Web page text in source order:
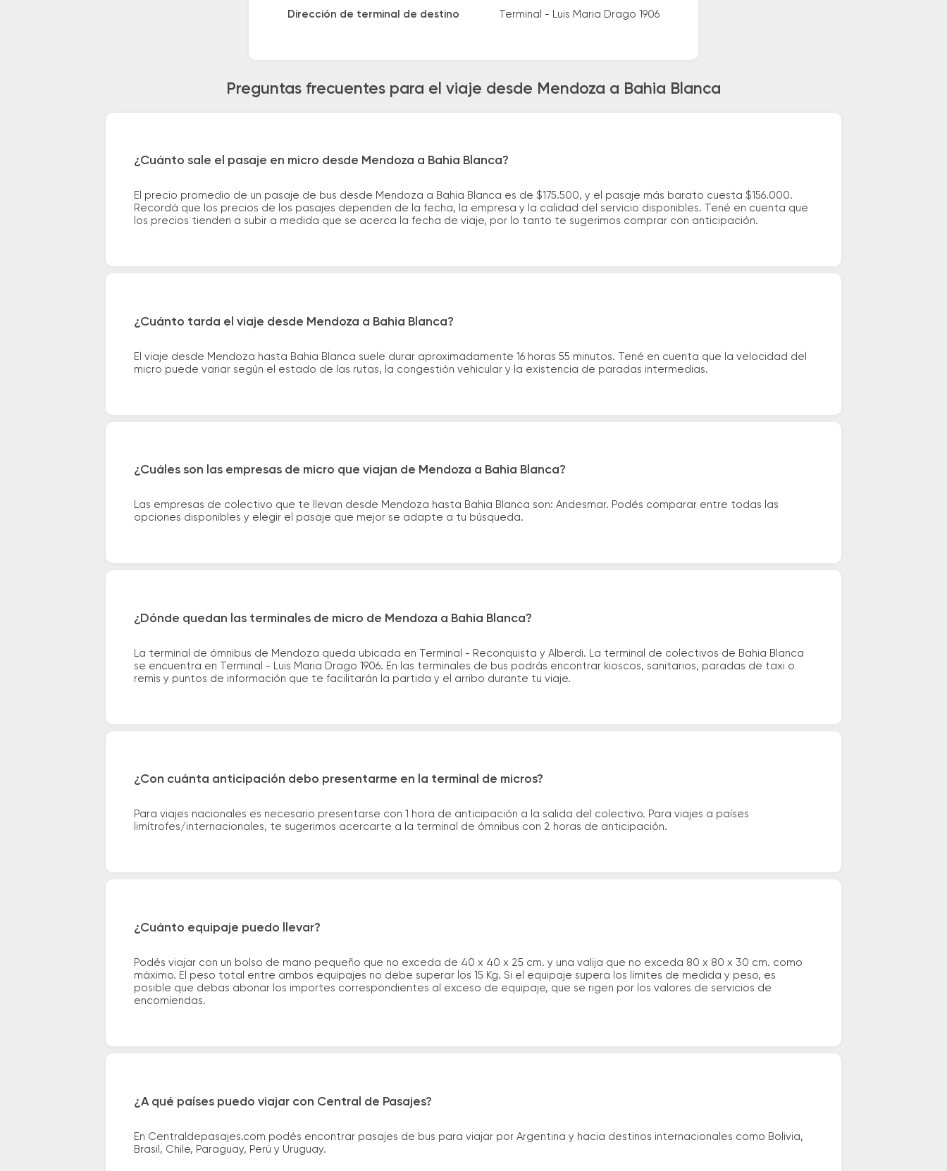
Dirección de terminal de destino Terminal - Luis Maria Drago 1906
Preguntas frecuentes para el viaje desde Mendoza a Bahia Blanca
¿Cuánto sale el pasaje en micro desde Mendoza a Bahia Blanca?
El precio promedio de un pasaje de bus desde Mendoza a Bahia Blanca es de $175.500, y el pasaje más barato cuesta $156.000.
Recordá que los precios de los pasajes dependen de la fecha, la empresa y la calidad del servicio disponibles. Tené en cuenta que
los precios tienden a subir a medida que se acerca la fecha de viaje, por lo tanto te sugerimos comprar con anticipación.
¿Cuánto tarda el viaje desde Mendoza a Bahia Blanca?
El viaje desde Mendoza hasta Bahia Blanca suele durar aproximadamente 16 horas 55 minutos. Tené en cuenta que la velocidad del
micro puede variar según el estado de las rutas, la congestión vehicular y la existencia de paradas intermedias.
¿Cuáles son las empresas de micro que viajan de Mendoza a Bahia Blanca?
Las empresas de colectivo que te llevan desde Mendoza hasta Bahia Blanca son: Andesmar. Podés comparar entre todas las
opciones disponibles y elegir el pasaje que mejor se adapte a tu búsqueda.
¿Dónde quedan las terminales de micro de Mendoza a Bahia Blanca?
La terminal de ómnibus de Mendoza queda ubicada en Terminal - Reconquista y Alberdi. La terminal de colectivos de Bahia Blanca
se encuentra en Terminal - Luis Maria Drago 1906. En las terminales de bus podrás encontrar kioscos, sanitarios, paradas de taxi o
remis y puntos de información que te facilitarán la partida y el arribo durante tu viaje.
¿Con cuánta anticipación debo presentarme en la terminal de micros?
Para viajes nacionales es necesario presentarse con 1 hora de anticipación a la salida del colectivo. Para viajes a países
limítrofes/internacionales, te sugerimos acercarte a la terminal de ómnibus con 2 horas de anticipación.
¿Cuánto equipaje puedo llevar?
Podés viajar con un bolso de mano pequeño que no exceda de 40 x 40 x 25 cm. y una valija que no exceda 80 x 80 x 30 cm. como
máximo. El peso total entre ambos equipajes no debe superar los 15 Kg. Si el equipaje supera los límites de medida y peso, es
posible que debas abonar los importes correspondientes al exceso de equipaje, que se rigen por los valores de servicios de
encomiendas.
¿A qué países puedo viajar con Central de Pasajes?
En Centraldepasajes.com podés encontrar pasajes de bus para viajar por Argentina y hacia destinos internacionales como Bolivia,
Brasil, Chile, Paraguay, Perú y Uruguay.